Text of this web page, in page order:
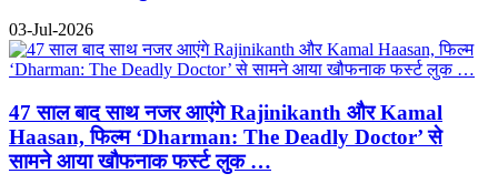
03-Jul-2026
47 साल बाद साथ नजर आएंगे Rajinikanth और Kamal
Haasan, फिल्म ‘Dharman: The Deadly Doctor’ से
सामने आया खौफनाक फर्स्ट लुक …